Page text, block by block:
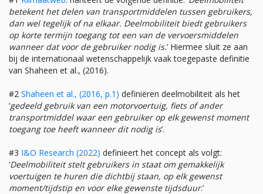
betekent het delen van transportmiddelen tussen gebruikers,
dan wel tegelijk of na elkaar. Deelmobiliteit biedt gebruikers
op korte termijn toegang tot een van de vervoersmiddelen
wanneer dat voor de gebruiker nodig is.’ Hiermee sluit ze aan
bij de internationaal wetenschappelijk vaak toegepaste definitie
van Shaheen et al., (2016).
#2 Shaheen et al., (2016, p.1) definiëren deelmobiliteit als het
‘gedeeld gebruik van een motorvoertuig, fiets of ander
transportmiddel waar een gebruiker op elk gewenst moment
toegang toe heeft wanneer dit nodig is’.
#3 I&O Research (2022) definieert het concept als volgt:
‘Deelmobiliteit stelt gebruikers in staat om gemakkelijk
voertuigen te huren die dichtbij staan, op elk gewenst
moment/tijdstip en voor elke gewenste tijdsduur.’